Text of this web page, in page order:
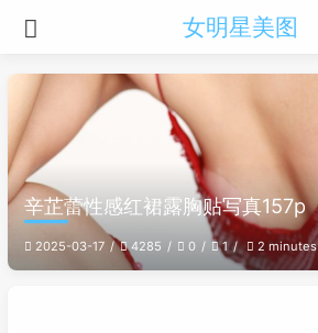
女明星美图
辛芷蕾性感红裙露胸贴写真157p
2025-03-17 4285 0 1 2 minutes